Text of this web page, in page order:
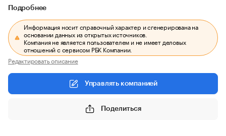
Подробнее
Информация носит справочный характер и сгенерирована на
основании данных из открытых источников.
Компания не является пользователем и не имеет деловых
отношений с сервисом РБК Компании.
Редактировать описание
Управлять компанией
Поделиться